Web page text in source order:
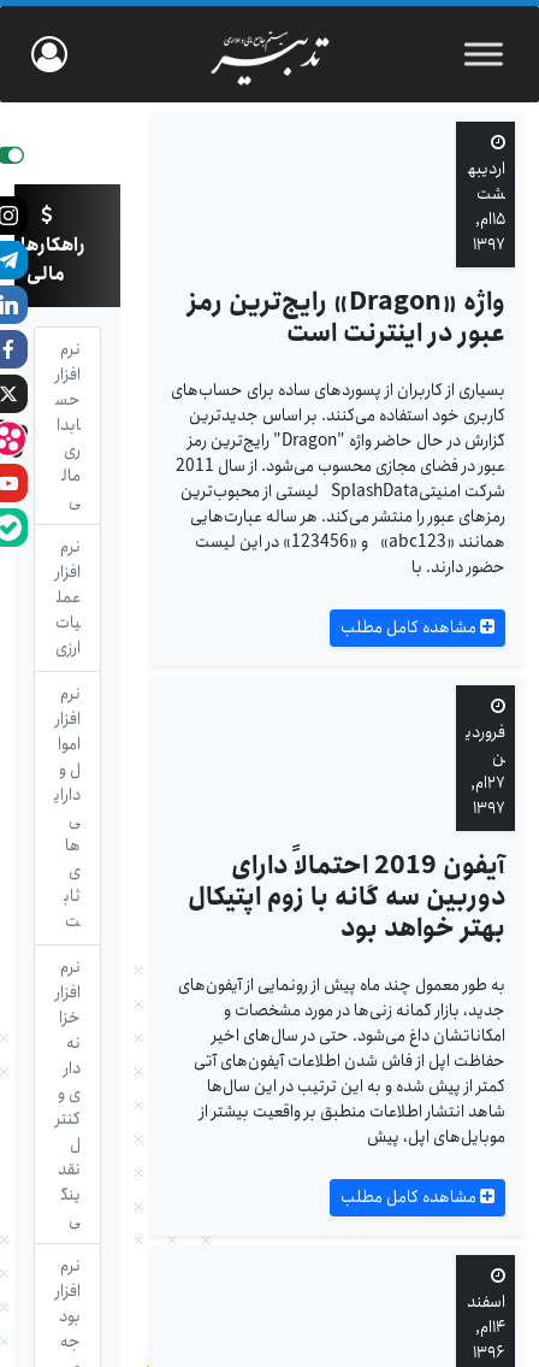
اردیبه
شت
۱۵ام,
۱۳۹۷
واژه «Dragon» رایج‌ترین رمز
عبور در اینترنت است
بسیاری از کاربران از پسوردهای ساده برای حساب‌های
کاربری خود استفاده می‌کنند. بر اساس جدیدترین
گزارش در حال حاضر واژه "Dragon" رایج‌ترین رمز
عبور در فضای مجازی محسوب می‌شود. از سال 2011
شرکت امنیتیSplashData لیستی از محبوب‌ترین
رمزهای عبور را منتشر می‌کند. هر ساله عبارت‌هایی
همانند «abc123» و «123456» در این لیست
حضور دارند. با
مشاهده کامل مطلب
فروردی
ن
۲۷ام,
۱۳۹۷
آیفون 2019 احتمالاً دارای
دوربین سه گانه با زوم اپتیکال
بهتر خواهد بود
به طور معمول چند ماه پیش از رونمایی از آیفون‌های
جدید، بازار گمانه زنی‌ها در مورد مشخصات و
امکاناتشان داغ می‌شود. حتی در سال‌های اخیر
حفاظت اپل از فاش شدن اطلاعات آیفون‌های آتی
کمتر از پیش شده و به این ترتیب در این سال‌ها
شاهد انتشار اطلاعات منطبق بر واقعیت بیشتر از
موبایل‌های اپل، پیش
مشاهده کامل مطلب
اسفند
۱۴ام,
۱۳۹۶
راهکارهای
مالی
نرم
افزار
حس
ابدا
ری
مال
ی
نرم
افزار
عمل
یات
ارزی
نرم
افزار
اموا
ل و
دارای
ی
ها
ی
ثاب
ت
نرم
افزار
خزا
نه
دار
ی و
کنتر
نقد
ینگ
ی
نرم
افزار
بود
جه